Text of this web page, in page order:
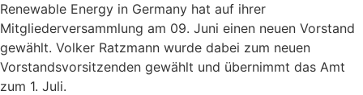
Renewable Energy in Germany hat auf ihrer
Mitgliederversammlung am 09. Juni einen neuen Vorstand
gewählt. Volker Ratzmann wurde dabei zum neuen
Vorstandsvorsitzenden gewählt und übernimmt das Amt
zum 1. Juli.